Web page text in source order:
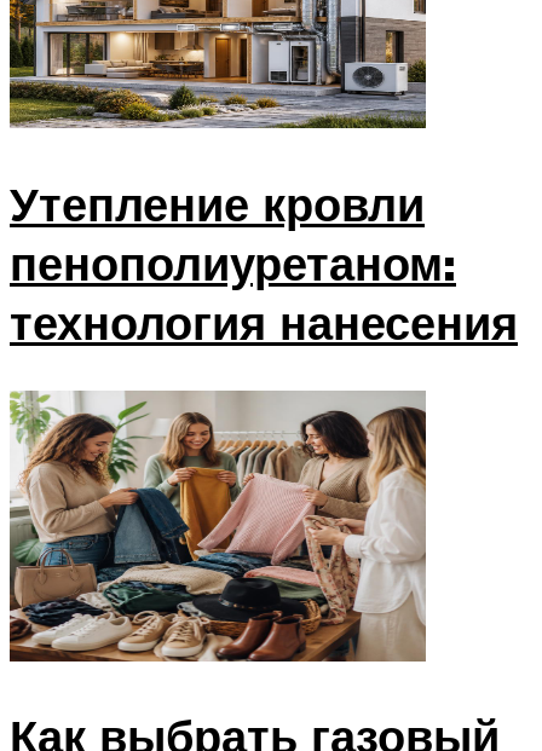
Утепление кровли
пенополиуретаном:
технология нанесения
Как выбрать газовый